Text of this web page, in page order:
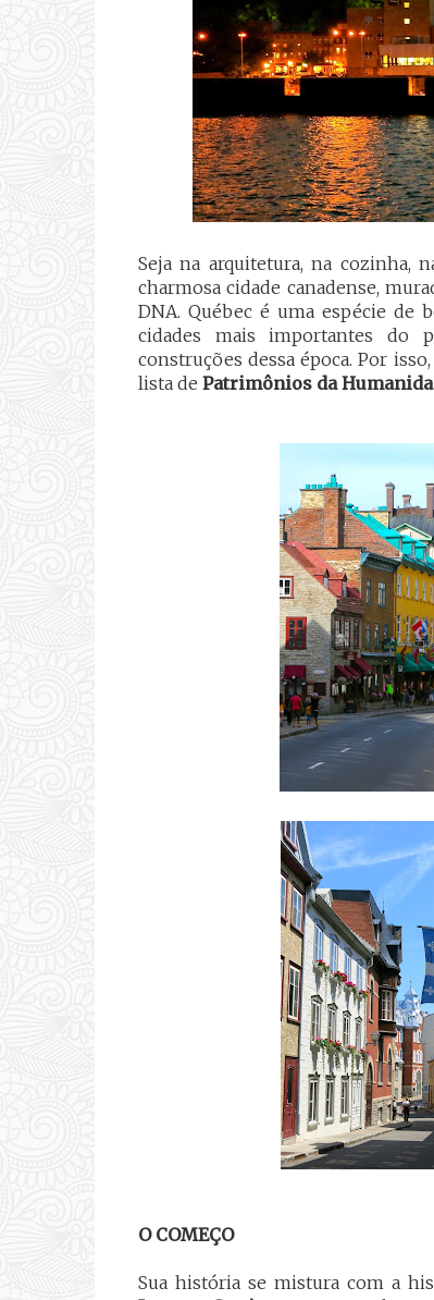
Seja na arquitetura, na cozinha,
charmosa cidade canadense,
DNA. Québec é uma espécie de
cidades mais importantes do
construções dessa época. Por
lista de Patrimônios da
O COMEÇO
Sua história se mistura com a